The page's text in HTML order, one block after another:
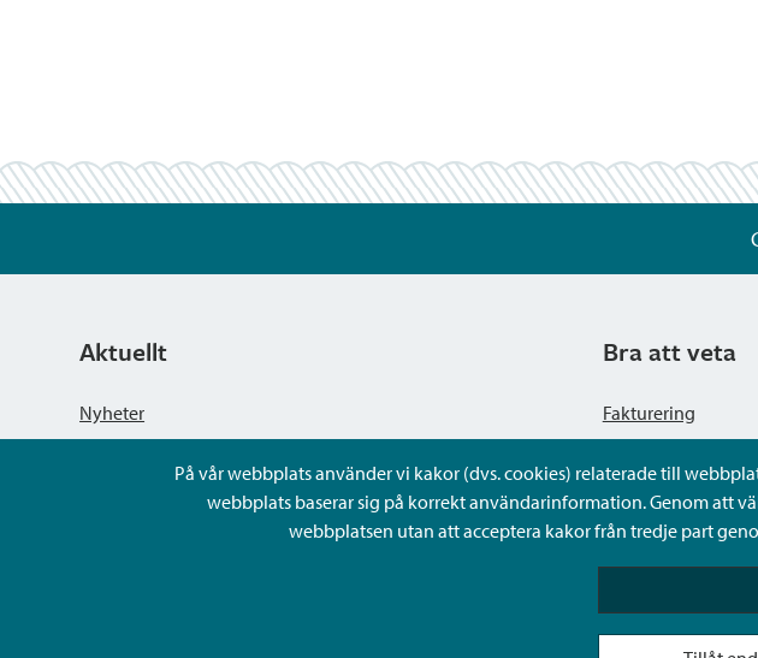
På vår webbplats använder vi kakor (dvs. cookies) relaterade till
webbplats baserar sig på korrekt användarinformation. Genom att
webbplatsen utan att acceptera kakor från tredje part
Aktuellt
Nyheter
Kungörelser
Bra att veta
Fakturering